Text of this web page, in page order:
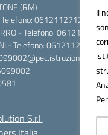
Il
(RM)
Telefono: 06121127125
- Telefono:
- Telefono: 06121126845
S.r.l.